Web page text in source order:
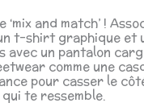
‘mix and match’ !
t-shirt graphique et
avec un pantalon
comme une
pour casser le
te ressemble.